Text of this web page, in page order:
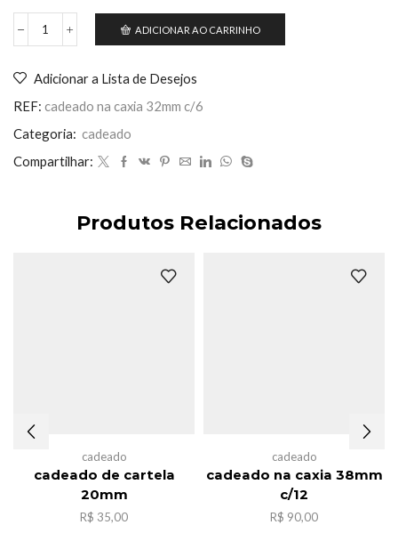
cadeado
32mm
c/12
ADICIONAR AO CARRINHO
Adicionar a Lista de Desejos
REF: cadeado na caxia 32mm c/6
Categoria: cadeado
Compartilhar:
Produtos Relacionados
cadeado
cadeado de cartela
20mm
R$ 35,00
cadeado
cadeado na caxia 38mm
c/12
R$ 90,00